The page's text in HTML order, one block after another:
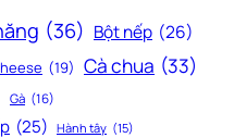
(36) Bột nếp (26)
(19) Cà chua (33)
Gà (16)
(25) Hành tây (15)